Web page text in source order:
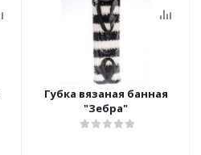
Губка вязаная банная
"Зебра"